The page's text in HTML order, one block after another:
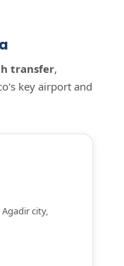
transfer,
key airport and
city,